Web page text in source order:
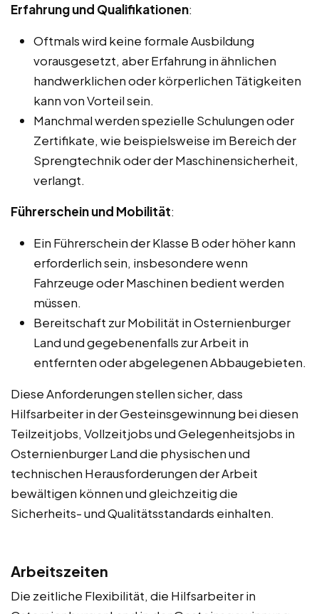
Erfahrung und Qualifikationen:
Oftmals wird keine formale Ausbildung
vorausgesetzt, aber Erfahrung in ähnlichen
handwerklichen oder körperlichen Tätigkeiten
kann von Vorteil sein.
Manchmal werden spezielle Schulungen oder
Zertifikate, wie beispielsweise im Bereich der
Sprengtechnik oder der Maschinensicherheit,
verlangt.
Führerschein und Mobilität:
Ein Führerschein der Klasse B oder höher kann
erforderlich sein, insbesondere wenn
Fahrzeuge oder Maschinen bedient werden
müssen.
Bereitschaft zur Mobilität in Osternienburger
Land und gegebenenfalls zur Arbeit in
entfernten oder abgelegenen Abbaugebieten.
Diese Anforderungen stellen sicher, dass
Hilfsarbeiter in der Gesteinsgewinnung bei diesen
Teilzeitjobs, Vollzeitjobs und Gelegenheitsjobs in
Osternienburger Land die physischen und
technischen Herausforderungen der Arbeit
bewältigen können und gleichzeitig die
Sicherheits- und Qualitätsstandards einhalten.
Arbeitszeiten
Die zeitliche Flexibilität, die Hilfsarbeiter in